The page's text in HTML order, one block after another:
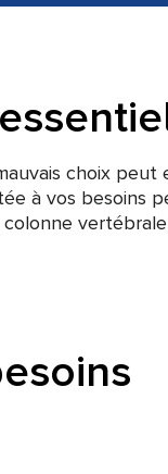
choix peut
à vos besoins